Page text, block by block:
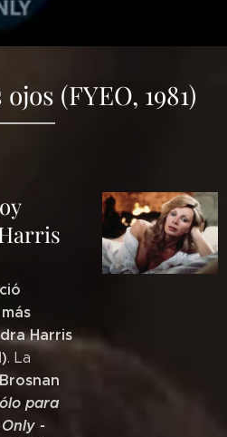
(FYEO, 1981)
Harris
. La
para
-